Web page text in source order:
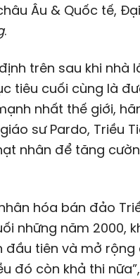
Âu & Quốc tế,
.
trên sau khi nhà
tiêu cuối cùng là
nhất thế giới,
sư Pardo, Triều
nhân để tăng
hóa bán đảo
những năm 2000,
đầu tiên và mở rộng
đó còn khả thi